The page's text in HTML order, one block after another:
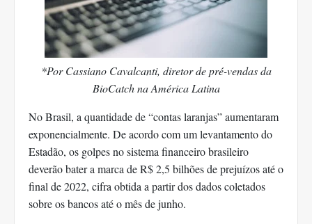
*Por Cassiano Cavalcanti, diretor de pré-vendas da
BioCatch na América Latina
No Brasil, a quantidade de “contas laranjas” aumentaram
exponencialmente. De acordo com um levantamento do
Estadão, os golpes no sistema financeiro brasileiro
deverão bater a marca de R$ 2,5 bilhões de prejuízos até o
final de 2022, cifra obtida a partir dos dados coletados
sobre os bancos até o mês de junho.